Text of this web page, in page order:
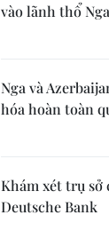
vào lãnh thổ Nga
Nga và
hóa hoàn toàn
Khám xét trụ sở
Deutsche Bank